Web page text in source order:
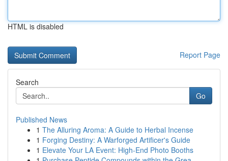
HTML is disabled
Report Page
Search
Go
Published News
1 The Alluring Aroma: A Guide to Herbal Incense
1 Forging Destiny: A Warforged Artificer's Guide
1 Elevate Your LA Event: High-End Photo Booths